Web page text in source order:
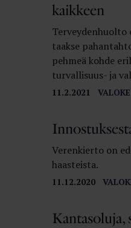
11.2.2021
kaikkeen
Terveydenhuolto
taakse
pehmeä kohde
turvallisuus- ja
11.12.2020
Verenkierto on
haasteista.
Kantasoluja,